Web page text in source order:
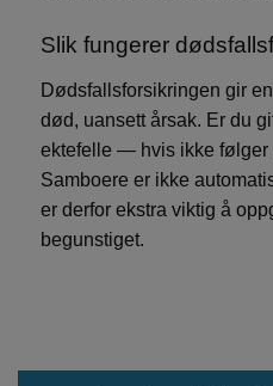
Slik fungerer
Dødsfallsforsikringen gir
død, uansett årsak. Er du
ektefelle — hvis ikke følger
Samboere er ikke
er derfor ekstra viktig å
begunstiget.